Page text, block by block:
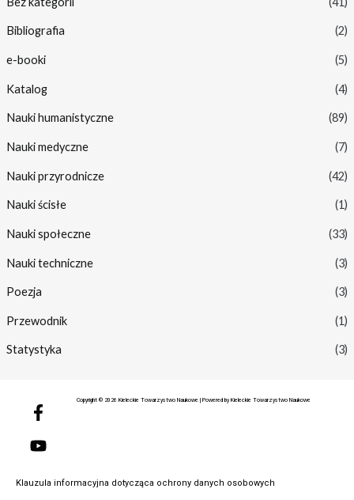
Bibliografia (2)
e-booki (5)
Katalog (4)
Nauki humanistyczne (89)
Nauki medyczne (7)
Nauki przyrodnicze (42)
Nauki ścisłe (1)
Nauki społeczne (33)
Nauki techniczne (3)
Poezja (3)
Przewodnik (1)
Statystyka (3)
F
a
c
e
o
Y
o
u
t
b
Copyright © 2026 Kieleckie Towarzystwo Naukowe | Powered by Kieleckie Towarzystwo Naukowe
Klauzula informacyjna dotycząca ochrony danych osobowych